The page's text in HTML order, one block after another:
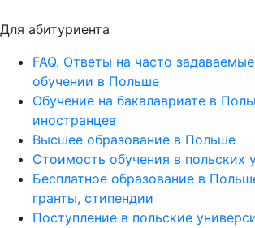
Для абитуриента
FAQ. Ответы на часто
обучении в Польше
Обучение на бакалавриате в
иностранцев
Высшее образование в Польше
Стоимость обучения в польских
Бесплатное образование в
гранты, стипендии
Поступление в польские